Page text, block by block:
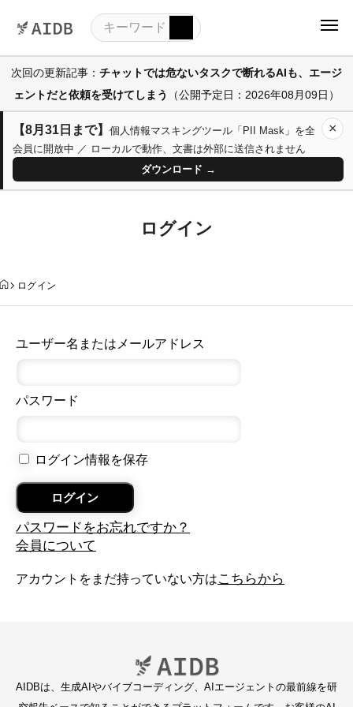
次回の更新記事： チャットでは危ないタスクで断れるAIも、エージ
ェントだと依頼を受けてしまう
（公開予定日：2026年08月09日）
【8月31日まで】 個人情報マスキングツール「PII Mask」を全
会員に開放中 ／ ローカルで動作、文書は外部に送信されません
ダウンロード →
×
ログイン
ログイン
ユーザー名またはメールアドレス
パスワード
ログイン情報を保存
パスワードをお忘れですか？
会員について
アカウントをまだ持っていない方は こちらから
AIDBは、生成AIやバイブコーディング、AIエージェントの最前線を研